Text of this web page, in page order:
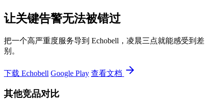
让关键告警无法被错过
把一个高严重度服务导到 Echobell，凌晨三点就能感受到差
别。
下载 Echobell Google Play 查看文档
其他竞品对比